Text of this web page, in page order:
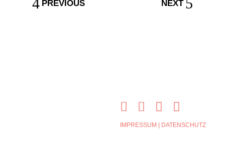
PREVIOUS NEXT
IMPRESSUM DATENSCHUTZ